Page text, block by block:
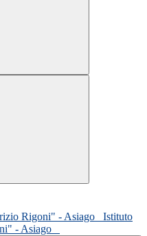
Istituto
- Asiago